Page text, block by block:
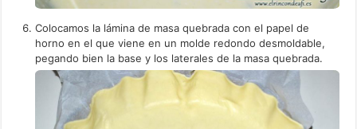
Colocamos la lámina de masa quebrada con el papel de
horno en el que viene en un molde redondo desmoldable,
pegando bien la base y los laterales de la masa quebrada.